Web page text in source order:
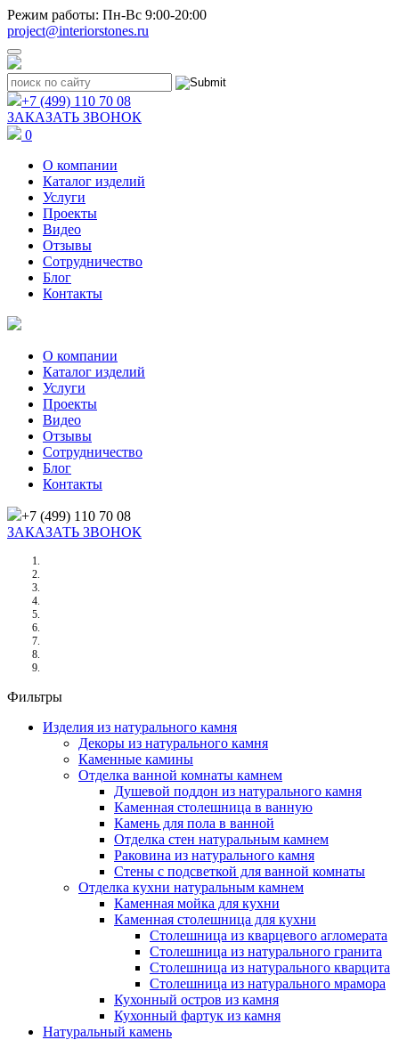
Режим работы: Пн-Вс 9:00-20:00
project@interiorstones.ru
+7 (499) 110 70 08
ЗАКАЗАТЬ ЗВОНОК
0
О компании
Каталог изделий
Услуги
Проекты
Видео
Отзывы
Сотрудничество
Блог
Контакты
О компании
Каталог изделий
Услуги
Проекты
Видео
Отзывы
Сотрудничество
Блог
Контакты
+7 (499) 110 70 08
ЗАКАЗАТЬ ЗВОНОК
Фильтры
Изделия из натурального камня
Декоры из натурального камня
Каменные камины
Отделка ванной комнаты камнем
Душевой поддон из натурального камня
Каменная столешница в ванную
Камень для пола в ванной
Отделка стен натуральным камнем
Раковина из натурального камня
Стены с подсветкой для ванной комнаты
Отделка кухни натуральным камнем
Каменная мойка для кухни
Каменная столешница для кухни
Столешница из кварцевого агломерата
Столешница из натурального гранита
Столешница из натурального кварцита
Столешница из натурального мрамора
Кухонный остров из камня
Кухонный фартук из камня
Натуральный камень